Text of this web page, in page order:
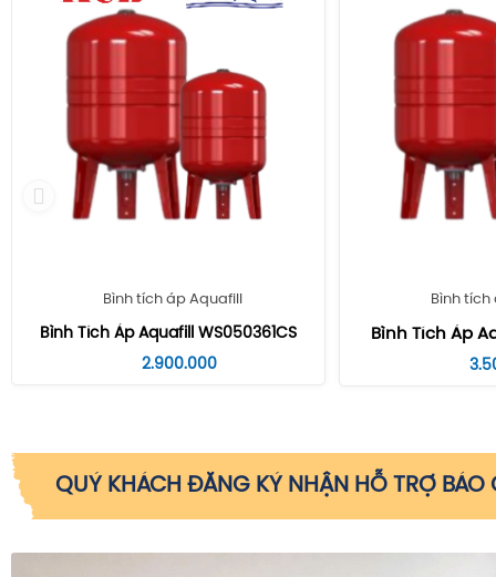
Bình tích áp Aquafill
Bình Tích Áp Aquafill WS050361CS
2.900.000
Bình tích
Bình Tích Áp
QUÝ KHÁCH ĐĂNG KÝ NHẬN HỖ TRỢ BÁO